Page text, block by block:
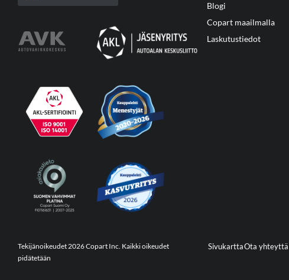
Blogi
Copart maailmalla
Laskutustiedot
Tekijänoikeudet 2026 Copart Inc. Kaikki oikeudet
pidätetään
SivukarttaOta yhteyttä